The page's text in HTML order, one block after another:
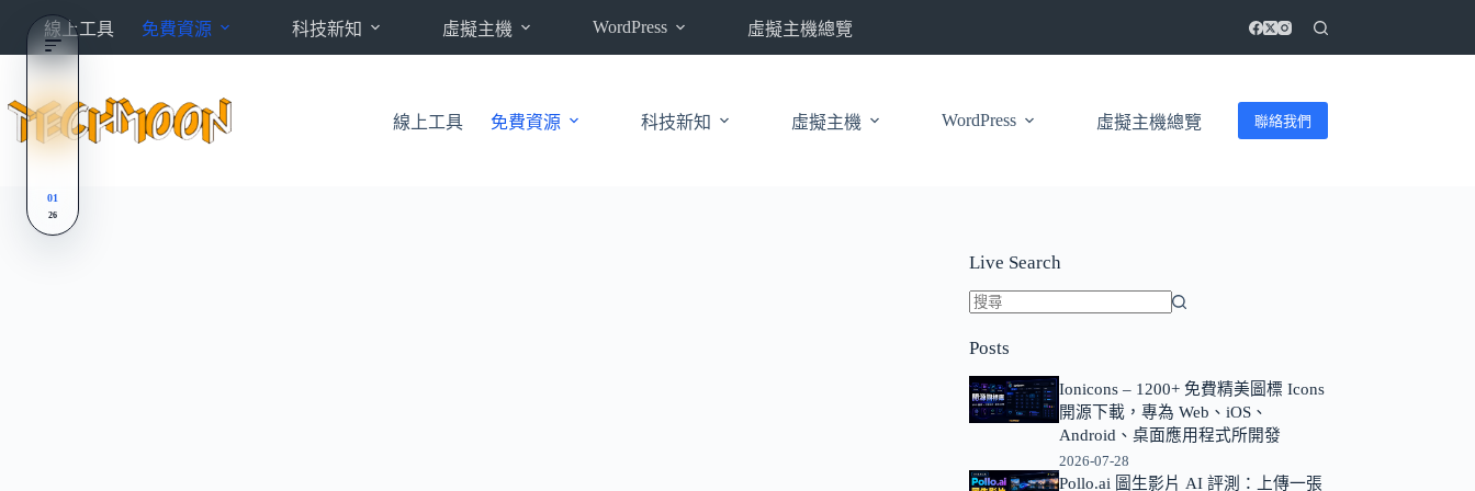
內
線上工具 免費資源 科技新知 虛擬主機 WordPress 虛擬主機總覽
線上工具 免費資源 科技新知 虛擬主機 WordPress 虛擬主機總覽 聯絡我們
Live Search
不
到
符
件
Posts
Ionicons – 1200+ 免費精美圖標 Icons
開源下載，專為 Web、iOS、
Android、桌面應用程式所開發
2026-07-28
Pollo.ai 圖生影片 AI 評測：上傳一張
01
26